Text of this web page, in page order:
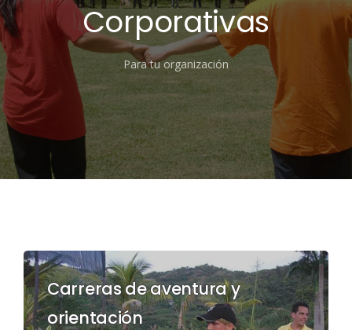
Corporativas
Para tu organización
Carreras de aventura y
orientación